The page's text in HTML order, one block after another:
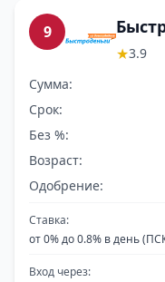
9
★3.9
Сумма:
Срок:
Без %:
Возраст:
Одобрение:
Ставка:
от 0% до 0.8% в день
Вход через: